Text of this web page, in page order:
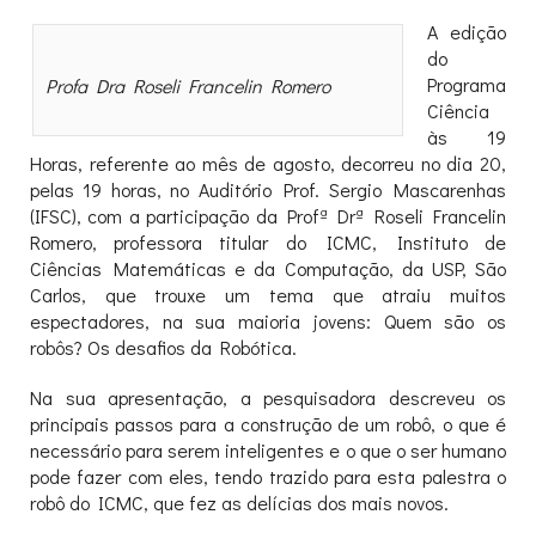
Profa Dra Roseli Francelin Romero
A edição
do
Programa
Ciência
às 19
Horas, referente ao mês de agosto, decorreu no dia 20,
pelas 19 horas, no Auditório Prof. Sergio Mascarenhas
(IFSC), com a participação da Profª Drª Roseli Francelin
Romero, professora titular do ICMC, Instituto de
Ciências Matemáticas e da Computação, da USP, São
Carlos, que trouxe um tema que atraiu muitos
espectadores, na sua maioria jovens: Quem são os
robôs? Os desafios da Robótica.
Na sua apresentação, a pesquisadora descreveu os
principais passos para a construção de um robô, o que é
necessário para serem inteligentes e o que o ser humano
pode fazer com eles, tendo trazido para esta palestra o
robô do ICMC, que fez as delícias dos mais novos.